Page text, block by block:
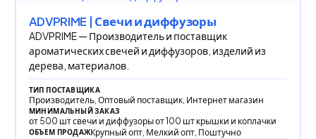
ADVPRIME | Свечи и диффузоры
ADVPRIME — Производитель и поставщик
ароматических свечей и диффузоров, изделий из
дерева, материалов.
ТИП ПОСТАВЩИКА
Производитель, Оптовый поставщик, Интернет магазин
МИНИМАЛЬНЫЙ ЗАКАЗ
от 500 шт свечи и диффузоры от 100 шт крышки и коплачки
ОБЪЕМ ПРОДАЖКрупный опт, Мелкий опт, Поштучно